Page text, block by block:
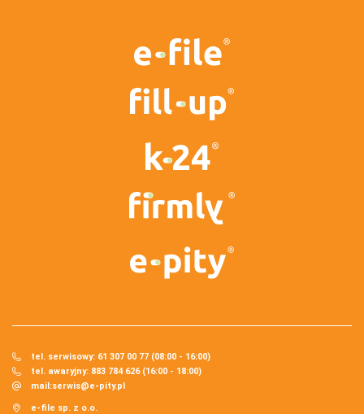
tel. serwisowy: 61 307 00 77 (08:00 - 16:00)
tel. awaryjny: 883 784 626 (16:00 - 18:00)
mail:serwis@e-pity.pl
e-file sp. z o.o.